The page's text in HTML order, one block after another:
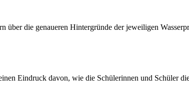
die genaueren Hintergründe der jeweiligen
Eindruck davon, wie die Schülerinnen und Schüler